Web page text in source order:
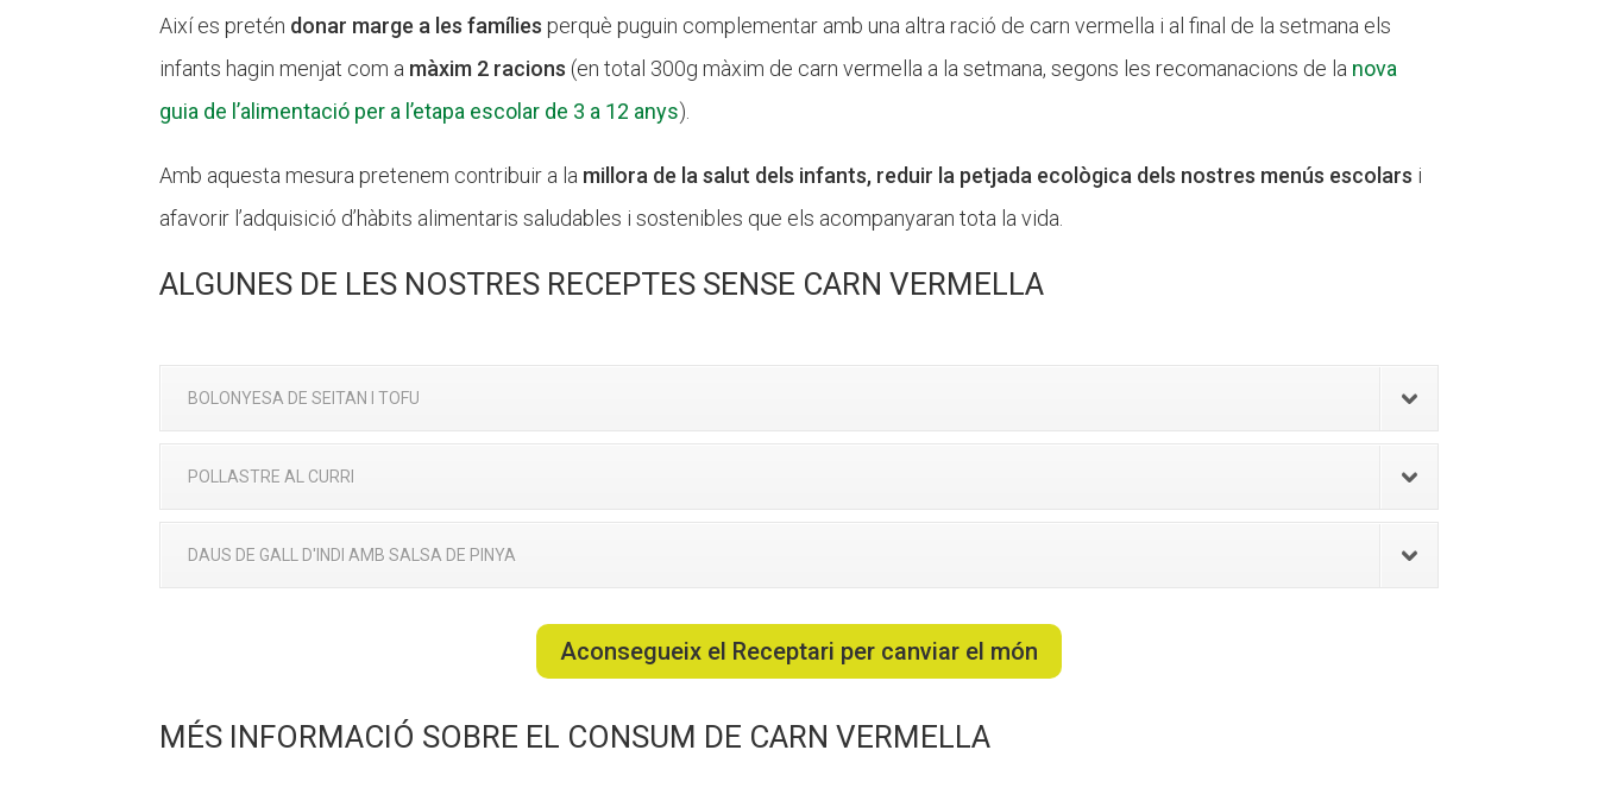
Així es pretén donar marge a les famílies perquè puguin complementar amb una altra ració de carn vermella i al final de la setmana els
infants hagin menjat com a màxim 2 racions (en total 300g màxim de carn vermella a la setmana, segons les recomanacions de la nova
guia de l’alimentació per a l’etapa escolar de 3 a 12 anys).
Amb aquesta mesura pretenem contribuir a la millora de la salut dels infants, reduir la petjada ecològica dels nostres menús escolars i
afavorir l’adquisició d’hàbits alimentaris saludables i sostenibles que els acompanyaran tota la vida.
ALGUNES DE LES NOSTRES RECEPTES SENSE CARN VERMELLA
BOLONYESA DE SEITAN I TOFU
POLLASTRE AL CURRI
DAUS DE GALL D'INDI AMB SALSA DE PINYA
Aconsegueix el Receptari per canviar el món
MÉS INFORMACIÓ SOBRE EL CONSUM DE CARN VERMELLA